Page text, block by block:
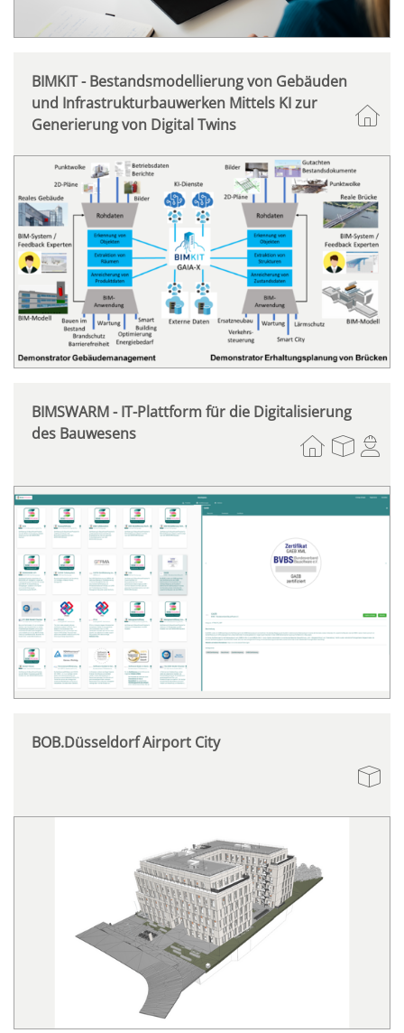
BIMKIT - Bestandsmodellierung von Gebäuden
und Infrastrukturbauwerken Mittels KI zur
Generierung von Digital Twins
BIMSWARM - IT-Plattform für die Digitalisierung
des Bauwesens
BOB.Düsseldorf Airport City